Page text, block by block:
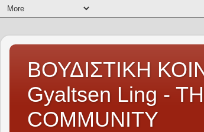
ΒΟΥΔΙΣΤΙΚΗ
Gyaltsen Ling -
COMMUNITY